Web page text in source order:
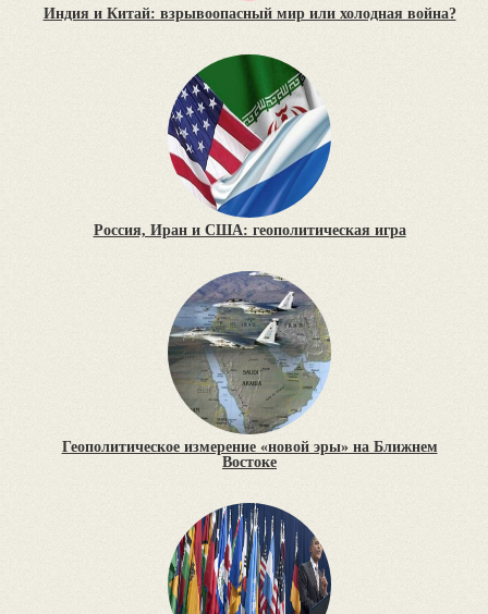
Индия и Китай: взрывоопасный мир или холодная война?
Россия, Иран и США: геополитическая игра
Геополитическое измерение «новой эры» на Ближнем
Востоке